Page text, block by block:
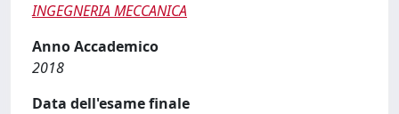
INGEGNERIA MECCANICA
Anno Accademico
2018
Data dell'esame finale